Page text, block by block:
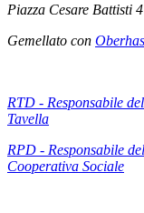
Piazza Cesare Battisti
Gemellato con
RTD - Responsabile
Tavella
RPD - Responsabile
Cooperativa Sociale